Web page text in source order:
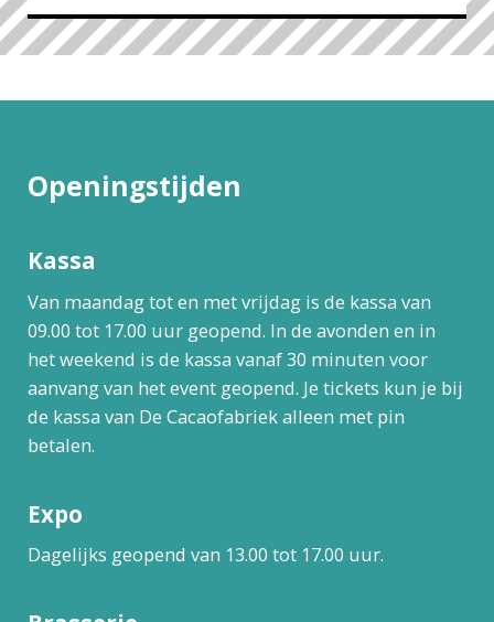
Openingstijden
Kassa
Van maandag tot en met vrijdag is de kassa van
09.00 tot 17.00 uur geopend. In de avonden en in
het weekend is de kassa vanaf 30 minuten voor
aanvang van het event geopend. Je tickets kun je bij
de kassa van De Cacaofabriek alleen met pin
betalen.
Expo
Dagelijks geopend van 13.00 tot 17.00 uur.